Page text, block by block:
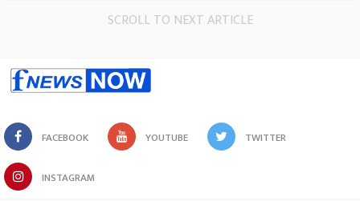
SCROLL TO NEXT ARTICLE
FACEBOOK YOUTUBE TWITTER
INSTAGRAM